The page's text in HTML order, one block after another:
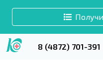
8 (4872) 701-391